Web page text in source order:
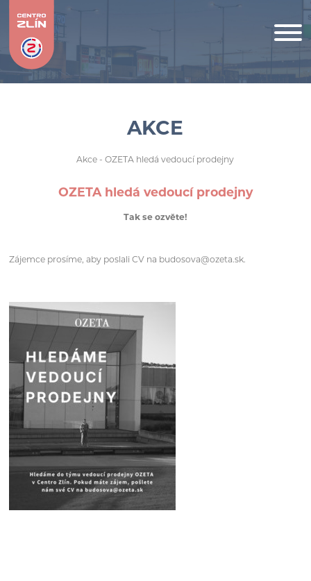
AKCE
Akce- OZETA hledá vedoucí prodejny
OZETA hledá vedoucí prodejny
Tak se ozvěte!
Zájemce prosíme, aby poslali CV na budosova@ozeta.sk.